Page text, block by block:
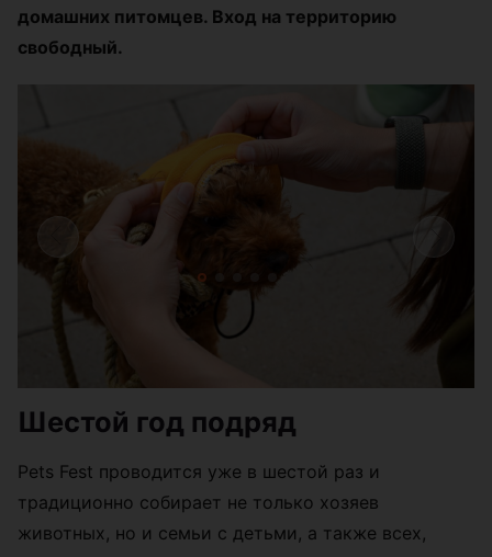
домашних питомцев. Вход на территорию
свободный.
Шестой год подряд
Pets Fest проводится уже в шестой раз и
традиционно собирает не только хозяев
животных, но и семьи с детьми, а также всех,